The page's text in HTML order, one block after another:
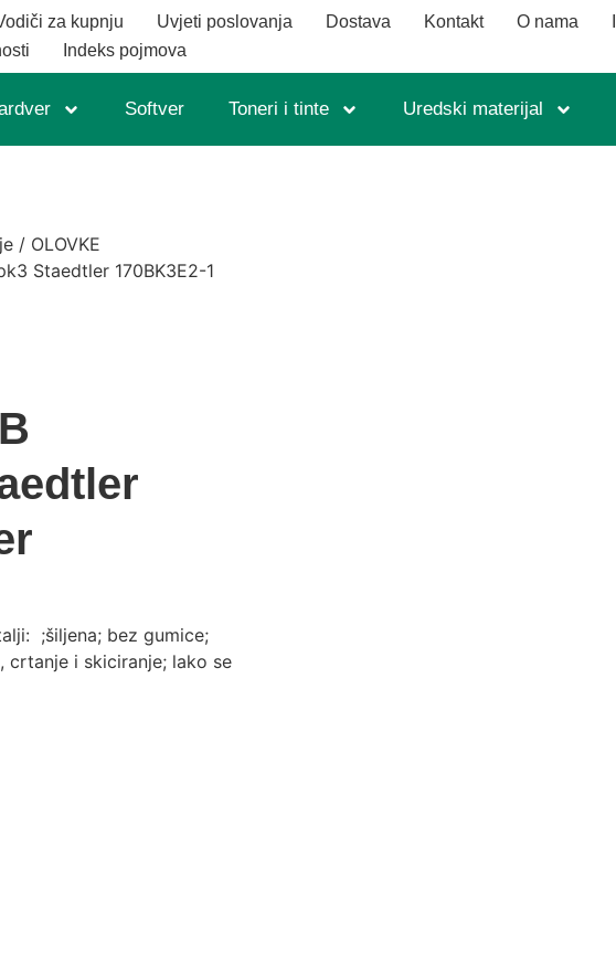
za kupnju Uvjeti poslovanja Dostava Kontakt O nama
Indeks pojmova
Softver Toneri i tinte Uredski materijal
/ OLOVKE
Staedtler 170BK3E2-1
;šiljena; bez gumice;
crtanje i skiciranje; lako se